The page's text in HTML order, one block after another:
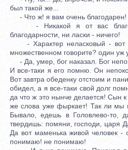
был такой же...
- Что ж! я вам очень благодарен!
- Никакой я от вас
благодарности, ни ласки - ничего!
- Характер неласковый - вот
множественном говорите? один уж
- Да, умер, бог наказал. Бог
И все-таки я его помню. Он
Вот завтра обеденку отстоим и
обидел, а я все-таки свой долг
да что ж это нынче делается! Сын
же слова уже фыркает! Так ли мы
Бывало, едешь в Головлево-то,
твердишь: помяни, господи, царя
Да вот маменька живой человек -
понимаю! не понимаю!